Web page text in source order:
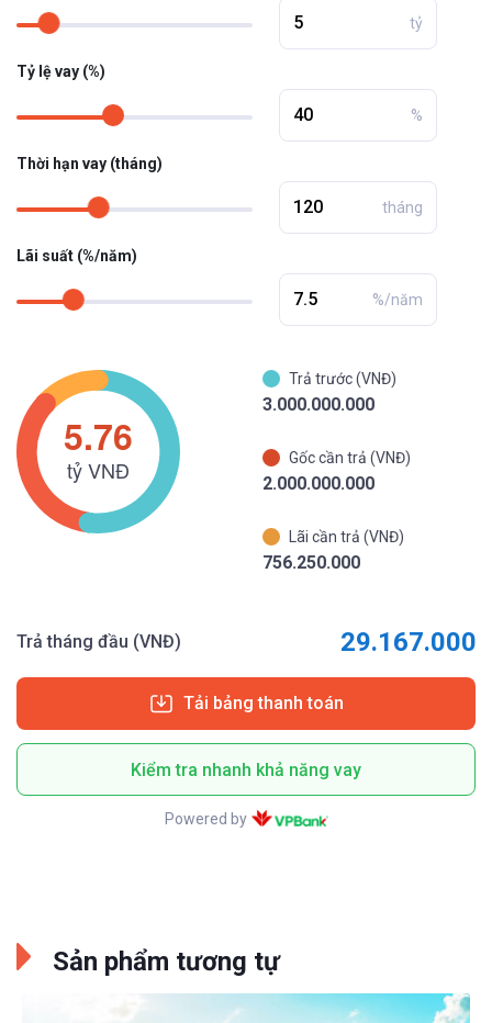
tỷ
Tỷ lệ vay (%)
%
Thời hạn vay (tháng)
tháng
Lãi suất (%/năm)
%/năm
Trả trước (VNĐ)
3.000.000.000
Gốc cần trả (VNĐ)
2.000.000.000
Lãi cần trả (VNĐ)
756.250.000
Trả tháng đầu (VNĐ) 29.167.000
Tải bảng thanh toán
Kiểm tra nhanh khả năng vay
Powered by
Sản phẩm tương tự